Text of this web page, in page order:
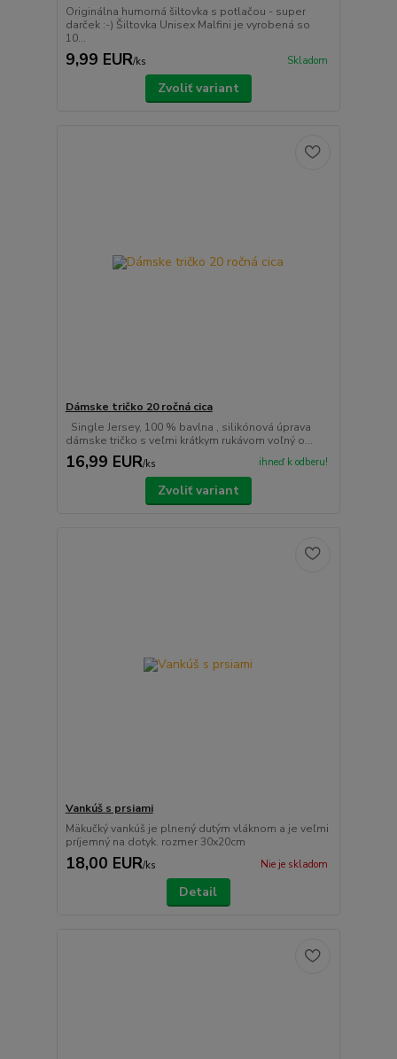
Originálna humorná šiltovka s potlačou - super
darček :-) Šiltovka Unisex Malfini je vyrobená so
10...
9,99 EUR/ks Skladom
Zvoliť variant
Dámske tričko 20 ročná cica
Single Jersey, 100 % bavlna , silikónová úprava
dámske tričko s veľmi krátkym rukávom voľný o...
16,99 EUR/ks ihneď k odberu!
Zvoliť variant
Vankúš s prsiami
Mäkučký vankúš je plnený dutým vláknom a je veľmi
príjemný na dotyk. rozmer 30x20cm
18,00 EUR/ks Nie je skladom
Detail